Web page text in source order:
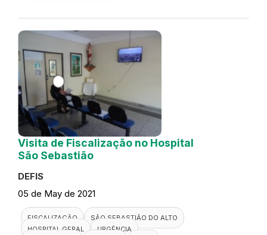
Visita de Fiscalização no Hospital
São Sebastião
DEFIS
05 de May de 2021
FISCALIZAÇÃO
SÃO SEBASTIÃO DO ALTO
HOSPITAL GERAL
URGÊNCIA